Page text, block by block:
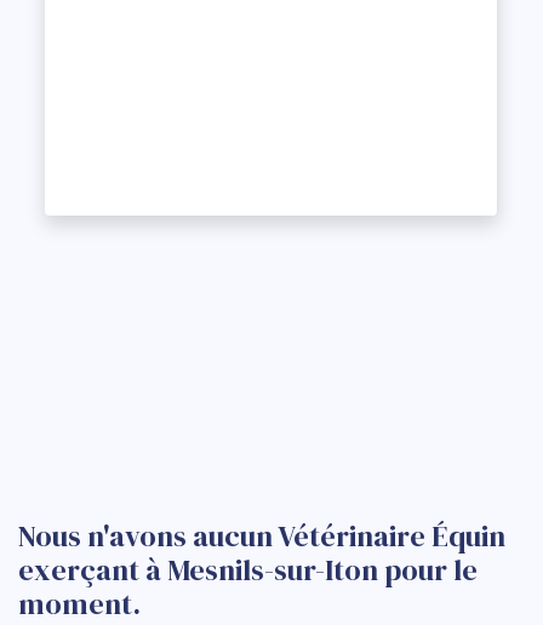
Nous n'avons aucun Vétérinaire Équin
exerçant à Mesnils-sur-Iton pour le
moment.